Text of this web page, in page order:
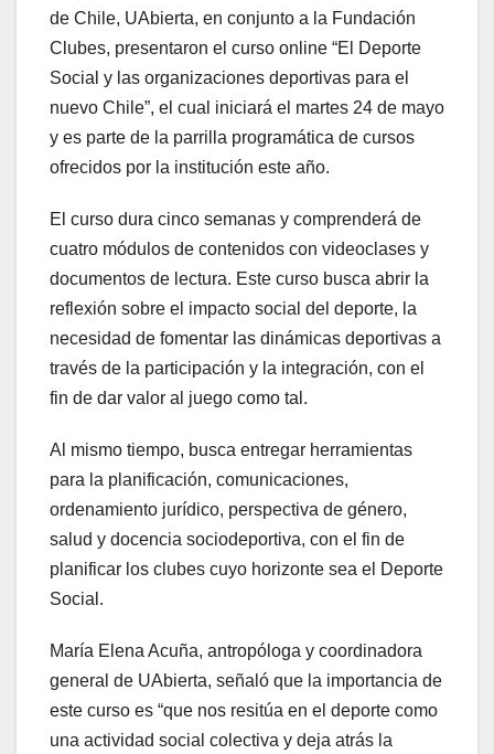
de Chile, UAbierta, en conjunto a la Fundación
Clubes, presentaron el curso online “El Deporte
Social y las organizaciones deportivas para el
nuevo Chile”, el cual iniciará el martes 24 de mayo
y es parte de la parrilla programática de cursos
ofrecidos por la institución este año.
El curso dura cinco semanas y comprenderá de
cuatro módulos de contenidos con videoclases y
documentos de lectura. Este curso busca abrir la
reflexión sobre el impacto social del deporte, la
necesidad de fomentar las dinámicas deportivas a
través de la participación y la integración, con el
fin de dar valor al juego como tal.
Al mismo tiempo, busca entregar herramientas
para la planificación, comunicaciones,
ordenamiento jurídico, perspectiva de género,
salud y docencia sociodeportiva, con el fin de
planificar los clubes cuyo horizonte sea el Deporte
Social.
María Elena Acuña, antropóloga y coordinadora
general de UAbierta, señaló que la importancia de
este curso es “que nos resitúa en el deporte como
una actividad social colectiva y deja atrás la